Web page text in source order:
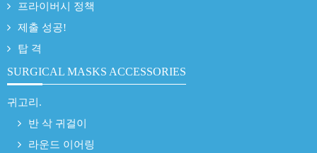
프라이버시 정책
제출 성공!
탑 격
SURGICAL MASKS ACCESSORIES
귀고리.
반 삭 귀걸이
라운드 이어링